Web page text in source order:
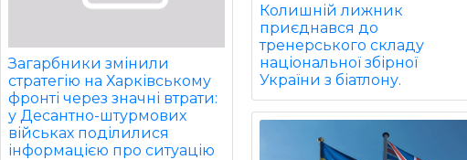
Загарбники змінили
стратегію на Харківському
фронті через значні втрати:
у Десантно-штурмових
військах поділилися
інформацією про ситуацію
Колишній лижник
приєднався до
тренерського складу
національної збірної
України з біатлону.